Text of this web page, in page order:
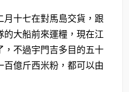
十七在對馬島交貨，跟
大船前來運糧，現在江
不過宇門吉多目的五十
億斤西米粉，都可以由